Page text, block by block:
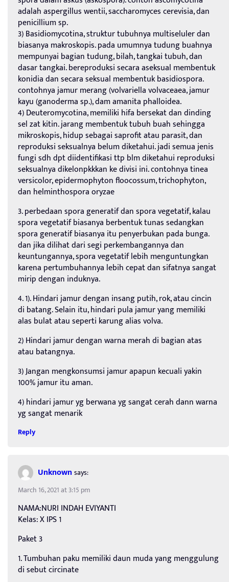
adalah aspergillus wentii, saccharomyces cerevisia, dan
penicillium sp.
3) Basidiomycotina, struktur tubuhnya multiseluler dan
biasanya makroskopis. pada umumnya tudung buahnya
mempunyai bagian tudung, bilah, tangkai tubuh, dan
dasar tangkai. bereproduksi secara aseksual membentuk
konidia dan secara seksual membentuk basidiospora.
contohnya jamur merang (volvariella volvaceaea, jamur
kayu (ganoderma sp.), dam amanita phalloidea.
4) Deuteromycotina, memiliki hifa bersekat dan dinding
sel zat kitin. jarang membentuk tubuh buah sehingga
mikroskopis, hidup sebagai saprofit atau parasit, dan
reproduksi seksualnya belum diketahui. jadi semua jenis
fungi sdh dpt diidentifikasi ttp blm diketahui reproduksi
seksualnya dikelonpkkkan ke divisi ini. contohnya tinea
versicolor, epidermophyton floocossum, trichophyton,
dan helminthospora oryzae
3. perbedaan spora generatif dan spora vegetatif, kalau
spora vegetatif biasanya berbentuk tunas sedangkan
spora generatif biasanya itu penyerbukan pada bunga.
dan jika dilihat dari segi perkembangannya dan
keuntungannya, spora vegetatif lebih menguntungkan
karena pertumbuhannya lebih cepat dan sifatnya sangat
mirip dengan induknya.
4. 1). Hindari jamur dengan insang putih, rok, atau cincin
di batang. Selain itu, hindari pula jamur yang memiliki
alas bulat atau seperti karung alias volva.
2) Hindari jamur dengan warna merah di bagian atas
atau batangnya.
3) Jangan mengkonsumsi jamur apapun kecuali yakin
100% jamur itu aman.
4) hindari jamur yg berwana yg sangat cerah dann warna
yg sangat menarik
Reply
Unknown says:
March 16, 2021 at 3:15 pm
NAMA:NURI INDAH EVIYANTI
Kelas: X IPS 1
Paket 3
1. Tumbuhan paku memiliki daun muda yang menggulung
di sebut circinate